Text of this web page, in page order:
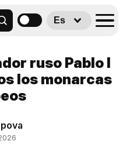
Es
ruso Pablo I
los monarcas